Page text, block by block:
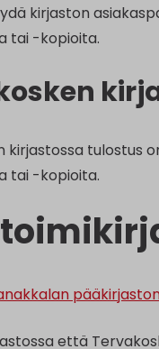
kirjaston
tai -kopioita.
kirjastossa tulostus
tai -kopioita.
että